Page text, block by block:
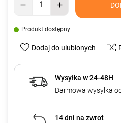
Produkt dostępny
Dodaj do ulubionych
Wysyłka w 24-48H
Darmowa wysylka
14 dni na zwrot